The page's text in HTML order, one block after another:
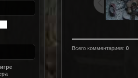
Всего комментариев:0